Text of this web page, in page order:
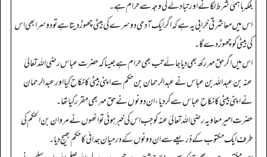
بلکہ باہمی شرط لگانے اور تبادلے کی وجہ سے حرام ہے۔
اس میں معاشرتی خرابی یہ ہے کہ اگر ایک آدمی دوسرے کی بیٹی چھوڑدیتا ہے تو دوسرا بھی اس
کی بیٹی کوچھوڑ دے گا۔
اس میں اگرحق مہر رکھ بھی دیا جائے تب بھی حرام ہے جیسا کہ حضرت عباس رضی اللہ تعالیٰ
عنہ بن عبداللہ بن عباس نے عبدالرحمان بن حکم سے اپنی بیٹی کا نکاح کیا اور عبدالرحمان
نے اپنی بیٹی کا نکاح عباس سے کردیا، ان دونوں نے حق مہر بھی مقرر کیا تھا۔
حضرت امیر معاویہ رضی اللہ تعالیٰ عنہ کو جب اس کی خبر ہوئی تو انھوں نے مروان بن الحکم کی
طرف ایک مکتوب کے ذریعے سے ان دونوں کے درمیان جدائی کاحکم بھیج دیا۔